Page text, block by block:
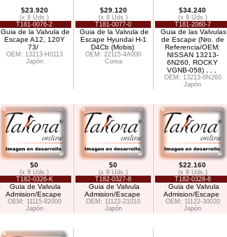
$23.920
(x 8 Uds.)
T181-0076-2
Guia de la Valvula de
Escape A12, 120Y
73/
OEM: 13213-H0113
Japón
$29.120
(x 8 Uds.)
T181-0077-0
Guia de la Valvula de
Escape Hyundai H-1
D4Cb (Mobis)
OEM: 22115-4A000
Corea
$34.240
(x 8 Uds.)
T181-2060-7
Guia de las Valvulas
de Escape (Nro. de
Referencia/OEM:
NISSAN 13213-
6N260, ROCKY
VGNB-058)
OEM: 13213-6N260
Japón
$0
(x 8 Uds.)
T182-0326-K
Guia de Valvula
Admision/Escape
OEM: 11115-82000
Japón
$0
(x 8 Uds.)
T182-0327-8
Guia de Valvula
Admision/Escape
OEM: 11122-21010
Japón
$22.160
(x 8 Uds.)
T182-0328-6
Guia de Valvula
Admision/Escape
OEM: 11122-30020
Japón